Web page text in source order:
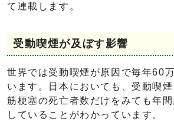
て連載します。
受動喫煙が及ぼす影響
世界では受動喫煙が原因で毎年60
います。日本においても、受動喫
筋梗塞の死亡者数だけをみても年
していることがわかっています。